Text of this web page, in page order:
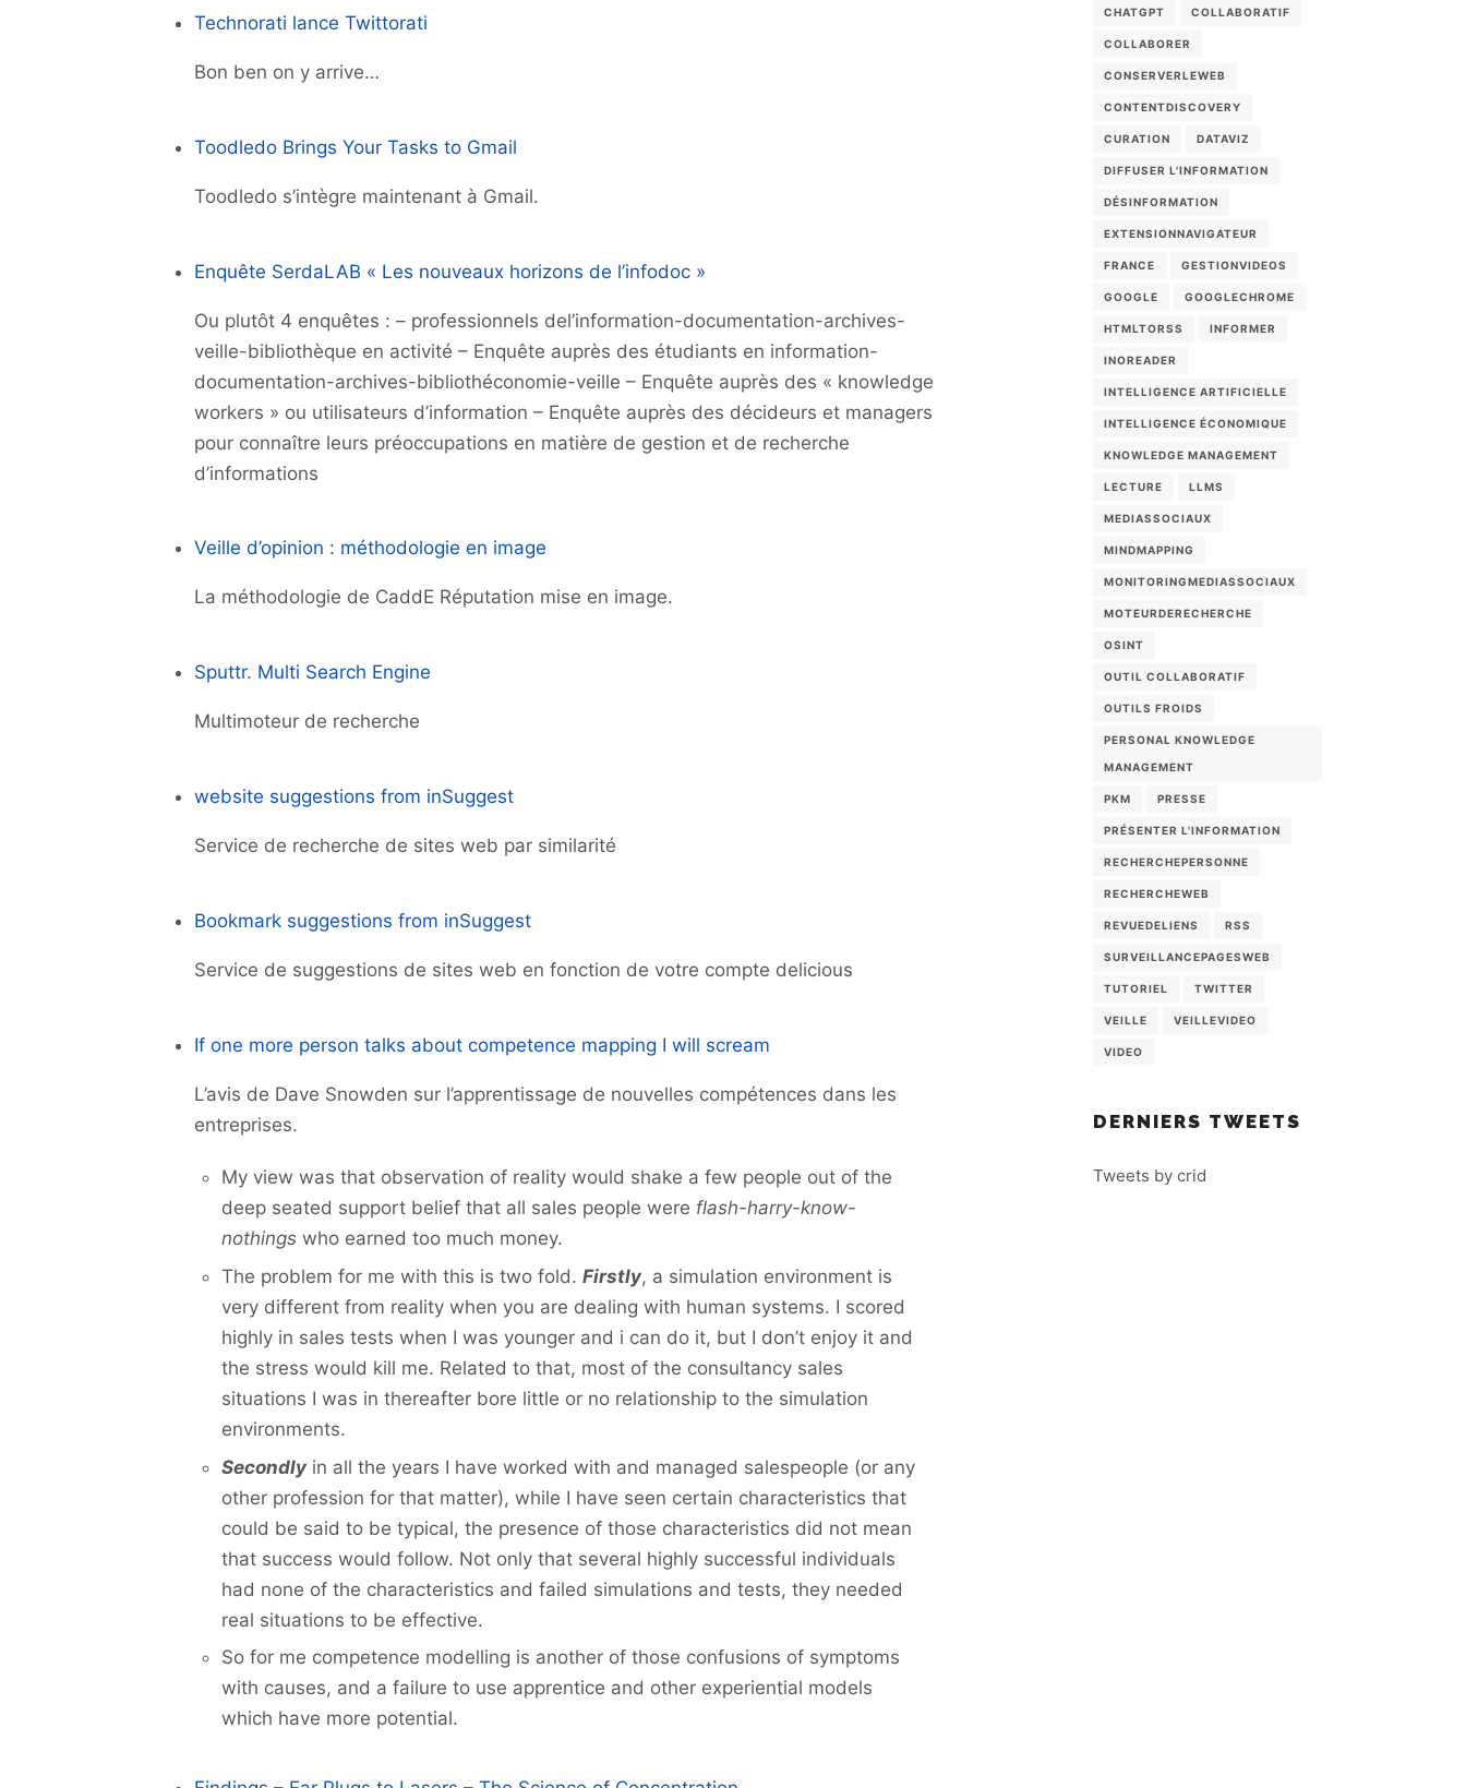
Technorati lance Twittorati
Bon ben on y arrive…
Toodledo Brings Your Tasks to Gmail
Toodledo s’intègre maintenant à Gmail.
Enquête SerdaLAB « Les nouveaux horizons de l’infodoc »
Ou plutôt 4 enquêtes : – professionnels del’information-documentation-archives-
veille-bibliothèque en activité – Enquête auprès des étudiants en information-
documentation-archives-bibliothéconomie-veille – Enquête auprès des « knowledge
workers » ou utilisateurs d’information – Enquête auprès des décideurs et managers
pour connaître leurs préoccupations en matière de gestion et de recherche
d’informations
Veille d’opinion : méthodologie en image
La méthodologie de CaddE Réputation mise en image.
Sputtr. Multi Search Engine
Multimoteur de recherche
website suggestions from inSuggest
Service de recherche de sites web par similarité
Bookmark suggestions from inSuggest
Service de suggestions de sites web en fonction de votre compte delicious
If one more person talks about competence mapping I will scream
L’avis de Dave Snowden sur l’apprentissage de nouvelles compétences dans les
entreprises.
My view was that observation of reality would shake a few people out of the
deep seated support belief that all sales people were flash-harry-know-
nothings who earned too much money.
The problem for me with this is two fold. Firstly, a simulation environment is
very different from reality when you are dealing with human systems. I scored
highly in sales tests when I was younger and i can do it, but I don’t enjoy it and
the stress would kill me. Related to that, most of the consultancy sales
situations I was in thereafter bore little or no relationship to the simulation
environments.
Secondly in all the years I have worked with and managed salespeople (or any
other profession for that matter), while I have seen certain characteristics that
could be said to be typical, the presence of those characteristics did not mean
that success would follow. Not only that several highly successful individuals
had none of the characteristics and failed simulations and tests, they needed
real situations to be effective.
So for me competence modelling is another of those confusions of symptoms
with causes, and a failure to use apprentice and other experiential models
which have more potential.
CHATGPT COLLABORATIF
COLLABORER
CONSERVERLEWEB
CONTENTDISCOVERY
CURATION DATAVIZ
DIFFUSER L'INFORMATION
DÉSINFORMATION
EXTENSIONNAVIGATEUR
FRANCE GESTIONVIDEOS
GOOGLE GOOGLECHROME
HTMLTORSS INFORMER
INOREADER
INTELLIGENCE ARTIFICIELLE
INTELLIGENCE ÉCONOMIQUE
KNOWLEDGE MANAGEMENT
LECTURE LLMS
MEDIASSOCIAUX
MINDMAPPING
MONITORINGMEDIASSOCIAUX
MOTEURDERECHERCHE
OSINT
OUTIL COLLABORATIF
OUTILS FROIDS
PERSONAL KNOWLEDGE
MANAGEMENT
PKM PRESSE
PRÉSENTER L'INFORMATION
RECHERCHEPERSONNE
RECHERCHEWEB
REVUEDELIENS RSS
SURVEILLANCEPAGESWEB
TUTORIEL TWITTER
VEILLE VEILLEVIDEO
VIDEO
DERNIERS TWEETS
Tweets by crid